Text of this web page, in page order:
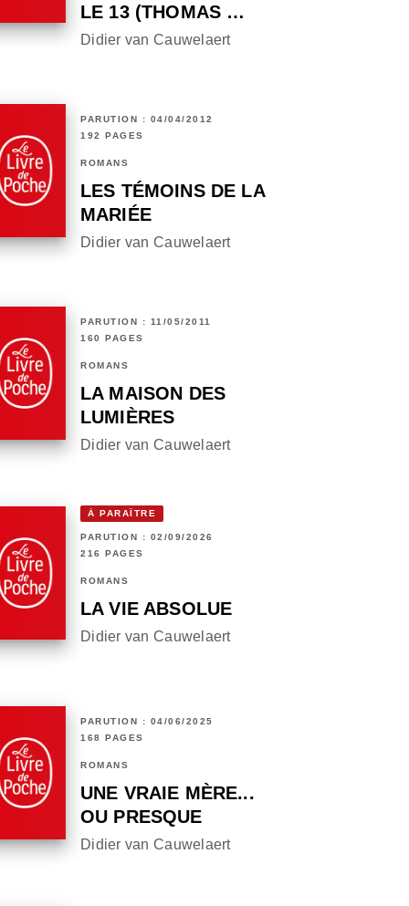
LE 13 (THOMAS …
Didier van Cauwelaert
PARUTION : 04/04/2012
192 PAGES
ROMANS
LES TÉMOINS DE LA
MARIÉE
Didier van Cauwelaert
PARUTION : 11/05/2011
160 PAGES
ROMANS
LA MAISON DES
LUMIÈRES
Didier van Cauwelaert
À PARAÎTRE
PARUTION : 02/09/2026
216 PAGES
ROMANS
LA VIE ABSOLUE
Didier van Cauwelaert
PARUTION : 04/06/2025
168 PAGES
ROMANS
UNE VRAIE MÈRE...
OU PRESQUE
Didier van Cauwelaert